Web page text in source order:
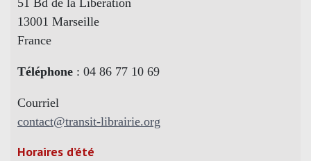
51 Bd de la Libération
13001 Marseille
France
Téléphone : 04 86 77 10 69
Courriel
contact@transit-librairie.org
Horaires d’été